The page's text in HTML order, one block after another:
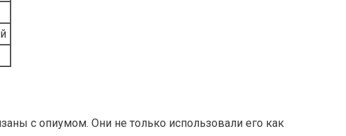
с опиумом. Они не только использовали его как